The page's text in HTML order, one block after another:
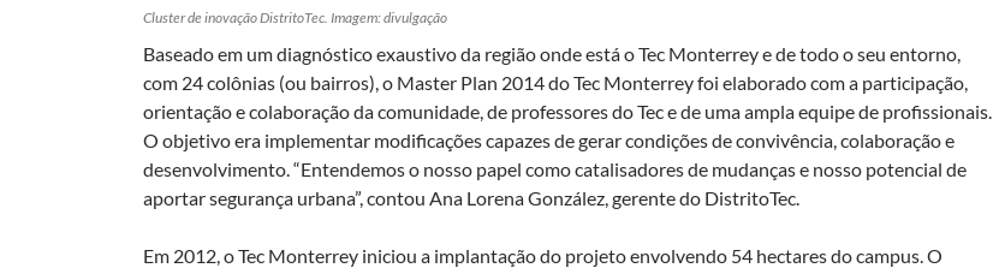
Cluster de inovação DistritoTec. Imagem: divulgação
Baseado em um diagnóstico exaustivo da região onde está o Tec Monterrey e de todo o seu entorno,
com 24 colônias (ou bairros), o Master Plan 2014 do Tec Monterrey foi elaborado com a participação,
orientação e colaboração da comunidade, de professores do Tec e de uma ampla equipe de profissionais.
O objetivo era implementar modificações capazes de gerar condições de convivência, colaboração e
desenvolvimento. “Entendemos o nosso papel como catalisadores de mudanças e nosso potencial de
aportar segurança urbana”, contou Ana Lorena González, gerente do DistritoTec.
Em 2012, o Tec Monterrey iniciou a implantação do projeto envolvendo 54 hectares do campus. O